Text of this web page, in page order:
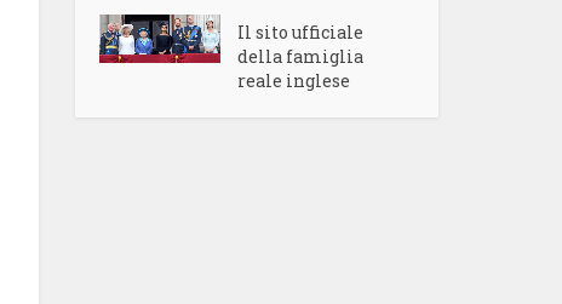
Il sito ufficiale
della famiglia
reale inglese